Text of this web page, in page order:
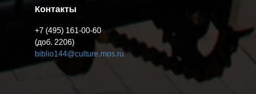
Контакты
+7 (495) 161-00-60
(доб. 2206)
biblio144@culture.mos.ru